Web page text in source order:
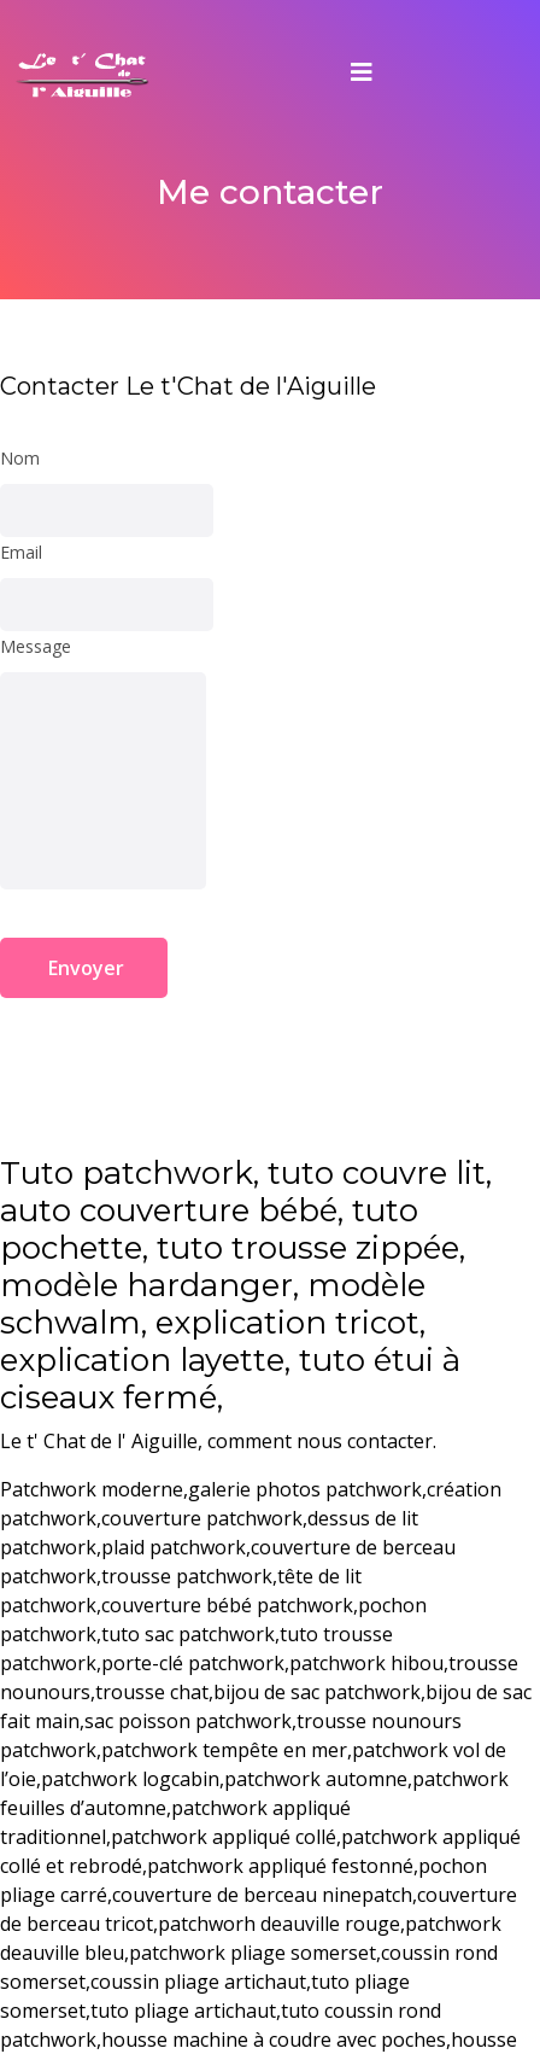
Me contacter
Contacter Le t'Chat de l'Aiguille
Nom
Email
Message
Envoyer
Tuto patchwork, tuto couvre lit,
auto couverture bébé, tuto
pochette, tuto trousse zippée,
modèle hardanger, modèle
schwalm, explication tricot,
explication layette, tuto étui à
ciseaux fermé,
Le t' Chat de l' Aiguille, comment nous contacter.
Patchwork moderne,galerie photos patchwork,création
patchwork,couverture patchwork,dessus de lit
patchwork,plaid patchwork,couverture de berceau
patchwork,trousse patchwork,tête de lit
patchwork,couverture bébé patchwork,pochon
patchwork,tuto sac patchwork,tuto trousse
patchwork,porte-clé patchwork,patchwork hibou,trousse
nounours,trousse chat,bijou de sac patchwork,bijou de sac
fait main,sac poisson patchwork,trousse nounours
patchwork,patchwork tempête en mer,patchwork vol de
l’oie,patchwork logcabin,patchwork automne,patchwork
feuilles d’automne,patchwork appliqué
traditionnel,patchwork appliqué collé,patchwork appliqué
collé et rebrodé,patchwork appliqué festonné,pochon
pliage carré,couverture de berceau ninepatch,couverture
de berceau tricot,patchworh deauville rouge,patchwork
deauville bleu,patchwork pliage somerset,coussin rond
somerset,coussin pliage artichaut,tuto pliage
somerset,tuto pliage artichaut,tuto coussin rond
patchwork,housse machine à coudre avec poches,housse